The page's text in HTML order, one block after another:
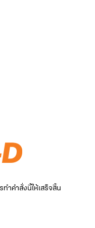
ำคำสั่งนี้ให้เสร็จสิ้น